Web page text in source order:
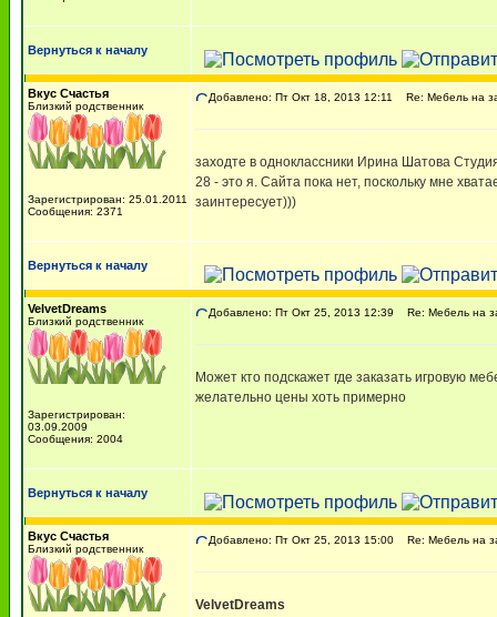
Вернуться к началу
Вкус Счастья
Близкий родственник
Зарегистрирован: 25.01.2011
Сообщения: 2371
Добавлено: Пт Окт 18, 2013 12:11 Re: Мебель на
заходте в одноклассники Ирина Шатова
28 - это я. Сайта пока нет, поскольку мне
заинтересует)))
Вернуться к началу
VelvetDreams
Близкий родственник
Зарегистрирован:
03.09.2009
Сообщения: 2004
Добавлено: Пт Окт 25, 2013 12:39 Re: Мебель на
Может кто подскажет где заказать игровую
желательно цены хоть примерно
Вернуться к началу
Вкус Счастья
Близкий родственник
Добавлено: Пт Окт 25, 2013 15:00 Re: Мебель на
VelvetDreams